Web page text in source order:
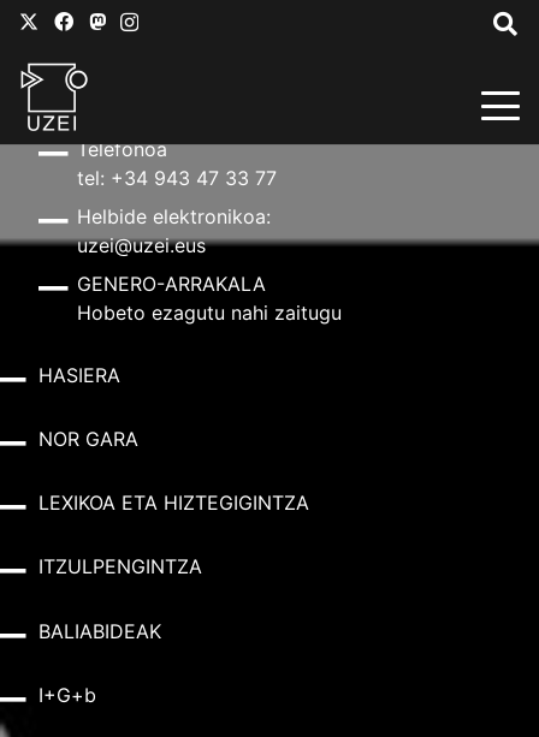
Helbidea
Telefonoa
tel: +34 943 47 33 77
Helbide elektronikoa:
uzei@uzei.eus
GENERO-ARRAKALA
Hobeto ezagutu nahi zaitugu
HASIERA
NOR GARA
LEXIKOA ETA HIZTEGIGINTZA
ITZULPENGINTZA
BALIABIDEAK
I+G+b